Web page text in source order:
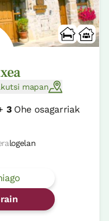
mapan
3Ohe osagarriak
logelan